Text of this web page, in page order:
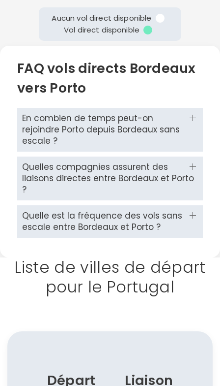
Aucun vol direct disponible
Vol direct disponible
FAQ vols directs Bordeaux
vers Porto
En combien de temps peut-on
rejoindre Porto depuis Bordeaux sans
escale ?
Quelles compagnies assurent des
liaisons directes entre Bordeaux et Porto
?
Quelle est la fréquence des vols sans
escale entre Bordeaux et Porto ?
Liste de villes de départ
pour le Portugal
Départ Liaison